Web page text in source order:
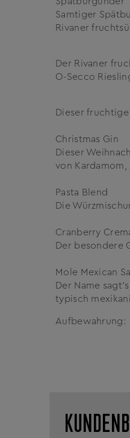
Samtiger
Rivaner
Der Rivaner
O-Secco
Dieser
Christmas Gin
Dieser
von Kardamom,
Pasta Blend
Die
Cranberry
Der besondere
Mole Mexican
Der Name
typisch
Aufbewahrung: